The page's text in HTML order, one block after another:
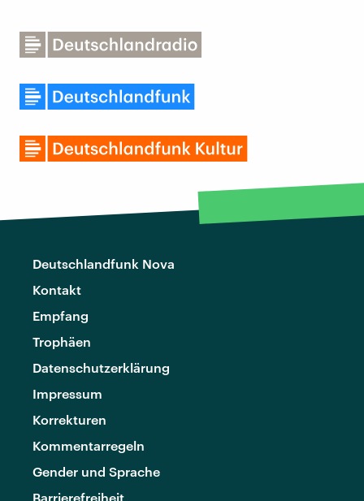
Deutschlandfunk Nova
Kontakt
Empfang
Trophäen
Datenschutzerklärung
Impressum
Korrekturen
Kommentarregeln
Gender und Sprache
Barrierefreiheit